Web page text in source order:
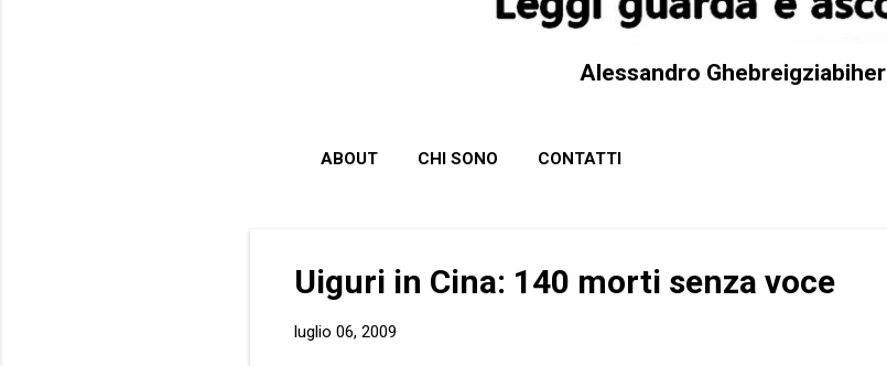
Alessandro Ghebreigziabiher
ABOUT CHI SONO CONTATTI
Uiguri in Cina: 140 morti senza voce
luglio 06, 2009